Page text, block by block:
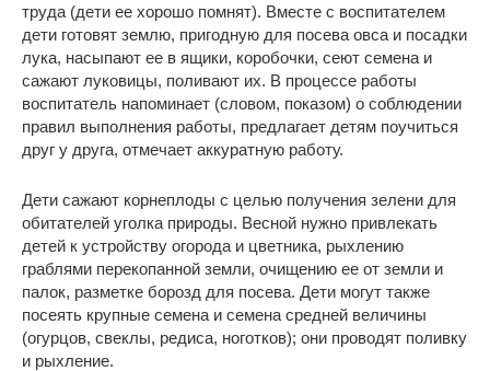
труда (дети ее хорошо помнят). Вместе с воспитателем
дети готовят землю, пригодную для посева овса и посадки
лука, насыпают ее в ящики, коробочки, сеют семена и
сажают луковицы, поливают их. В процессе работы
воспитатель напоминает (словом, показом) о соблюдении
правил выполнения работы, предлагает детям поучиться
друг у друга, отмечает аккуратную работу.
Дети сажают корнеплоды с целью получения зелени для
обитателей уголка природы. Весной нужно привлекать
детей к устройству огорода и цветника, рыхлению
граблями перекопанной земли, очищению ее от земли и
палок, разметке борозд для посева. Дети могут также
посеять крупные семена и семена средней величины
(огурцов, свеклы, редиса, ноготков); они проводят поливку
и рыхление.